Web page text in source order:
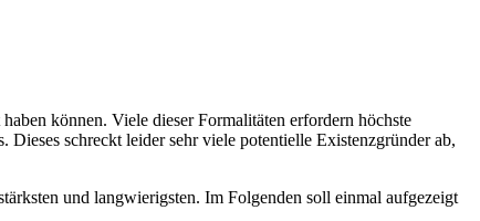
können. Viele dieser Formalitäten erfordern höchste
schreckt leider sehr viele potentielle Existenzgründer ab,
und langwierigsten. Im Folgenden soll einmal aufgezeigt